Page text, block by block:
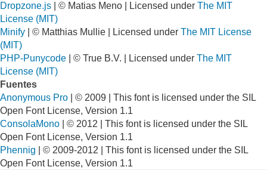
Dropzone.js | © Matias Meno | Licensed under The MIT
License (MIT)
Minify | © Matthias Mullie | Licensed under The MIT License
(MIT)
PHP-Punycode | © True B.V. | Licensed under The MIT
License (MIT)
Fuentes
Anonymous Pro | © 2009 | This font is licensed under the SIL
Open Font License, Version 1.1
ConsolaMono | © 2012 | This font is licensed under the SIL
Open Font License, Version 1.1
Phennig | © 2009-2012 | This font is licensed under the SIL
Open Font License, Version 1.1